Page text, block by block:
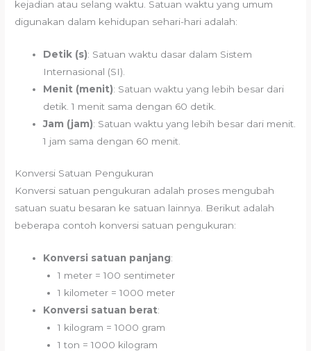
kejadian atau selang waktu. Satuan waktu yang umum
digunakan dalam kehidupan sehari-hari adalah:
Detik (s): Satuan waktu dasar dalam Sistem
Internasional (SI).
Menit (menit): Satuan waktu yang lebih besar dari
detik. 1 menit sama dengan 60 detik.
Jam (jam): Satuan waktu yang lebih besar dari menit.
1 jam sama dengan 60 menit.
Konversi Satuan Pengukuran
Konversi satuan pengukuran adalah proses mengubah
satuan suatu besaran ke satuan lainnya. Berikut adalah
beberapa contoh konversi satuan pengukuran:
Konversi satuan panjang:
1 meter = 100 sentimeter
1 kilometer = 1000 meter
Konversi satuan berat:
1 kilogram = 1000 gram
1 ton = 1000 kilogram